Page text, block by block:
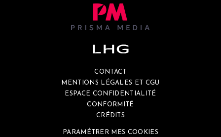
CONTACT
MENTIONS LÉGALES ET CGU
ESPACE CONFIDENTIALITÉ
CONFORMITÉ
CRÉDITS
PARAMÉTRER MES COOKIES